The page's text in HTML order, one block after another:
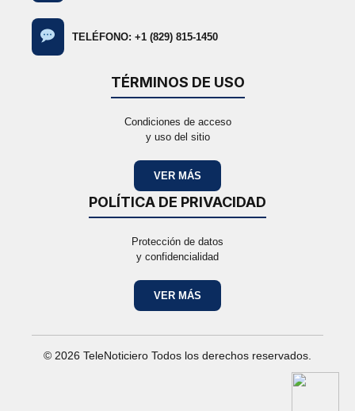
TELÉFONO: +1 (829) 815-1450
TÉRMINOS DE USO
Condiciones de acceso
y uso del sitio
VER MÁS
POLÍTICA DE PRIVACIDAD
Protección de datos
y confidencialidad
VER MÁS
© 2026 TeleNoticiero Todos los derechos reservados.